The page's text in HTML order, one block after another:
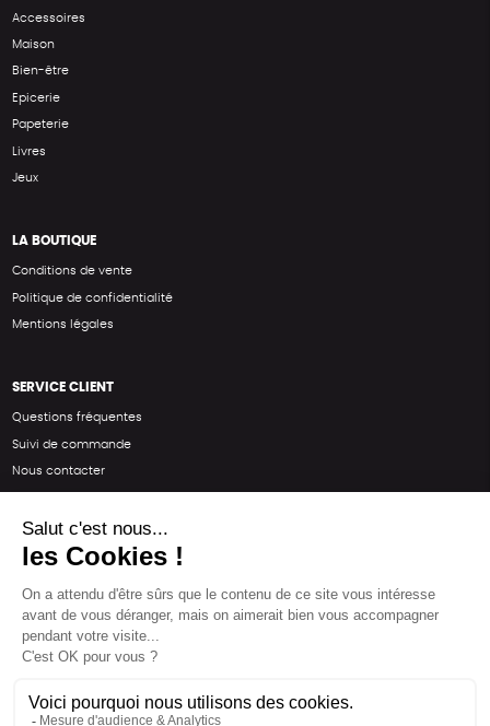
Accessoires
Maison
Bien-être
Epicerie
Papeterie
Livres
Jeux
LA BOUTIQUE
Conditions de vente
Politique de confidentialité
Mentions légales
SERVICE CLIENT
Questions fréquentes
Suivi de commande
Nous contacter
SUIVEZ-NOUS